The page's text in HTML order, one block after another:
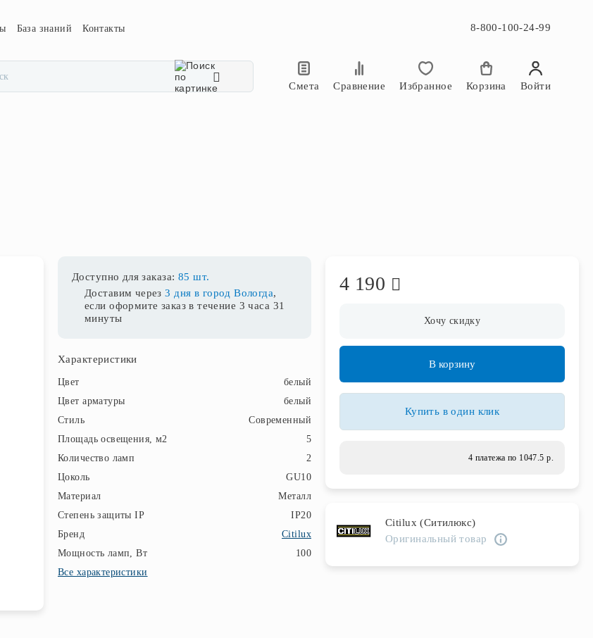
База знаний Контакты 8-800-100-24-99
Смета
Сравнение Избранное Корзина Войти
Доступно для заказа: 85 шт.
Доставим через3 дня в город Вологда,
если оформите заказ в течение 3 часа 31
минуты
Характеристики
Цвет
белый
Цвет арматуры
белый
Стиль
Современный
Площадь освещения, м2
5
Количество ламп
2
Цоколь
GU10
Материал
Металл
Степень защиты IP
IP20
Бренд
Citilux
Мощность ламп, Вт
100
Все характеристики
4 190
Хочу скидку
В корзину
Купить в один клик
4 платежа по 1047.5 р.
Citilux (Ситилюкс)
Оригинальный товар